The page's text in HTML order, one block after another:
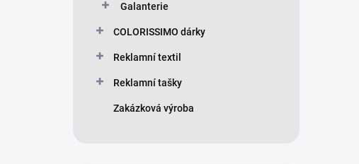
Galanterie
COLORISSIMO dárky
Reklamní textil
Reklamní tašky
Zakázková výroba